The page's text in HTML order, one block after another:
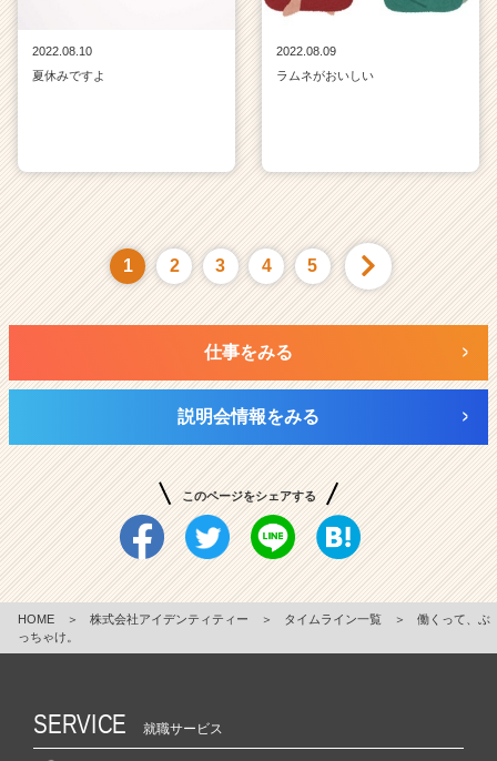
2022.08.10
夏休みですよ
2022.08.09
ラムネがおいしい
1 2 3 4 5
仕事をみる
説明会情報をみる
このページをシェアする
HOME ＞ 株式会社アイデンティティー ＞ タイムライン一覧 ＞
働くって、ぶ
っちゃけ。
SERVICE 就職サービス